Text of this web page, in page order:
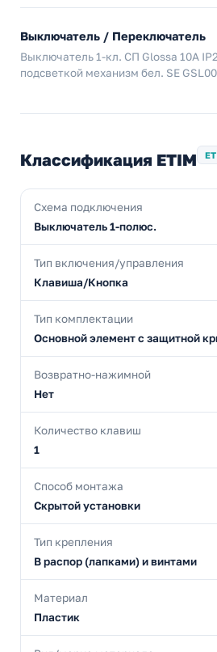
Выключатель / Переключатель
Выключатель 1-кл. СП Glossa 10А
подсветкой механизм бел. SE
Классификация ETIM
Схема подключения
Выключатель 1-полюс.
Тип включения/управления
Клавиша/Кнопка
Тип комплектации
Основной элемент с защитной
Возвратно-нажимной
Нет
Количество клавиш
1
Способ монтажа
Скрытой установки
Тип крепления
В распор (лапками) и винтами
Материал
Пластик